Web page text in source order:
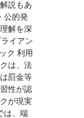
説もあ
公的発
解を深
イアン
ク 利用
は、法
罰金等
性が認
が現実
は、端